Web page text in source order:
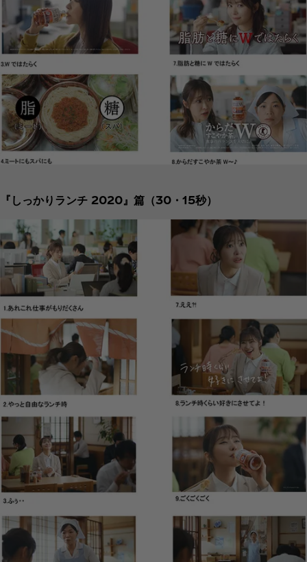
『しっかりランチ 2020』篇（30・15秒）